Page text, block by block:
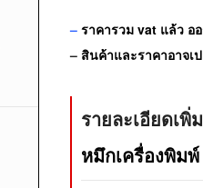
– ราคารวม vat แล้ว อ
– สินค้าและราคาอาจเ
รายละเอียดเพิ่
หมึกเครื่องพิมพ์